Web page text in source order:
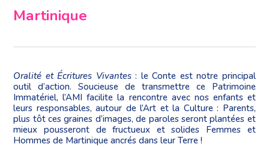
Martinique
Oralité et Écritures Vivantes: le Conte est notre principal
outil d’action. Soucieuse de transmettre ce Patrimoine
Immatériel, l’AMI facilite la rencontre avec nos enfants et
leurs responsables, autour de l’Art et la Culture : Parents,
plus tôt ces graines d’images, de paroles seront plantées et
mieux pousseront de fructueux et solides Femmes et
Hommes de Martinique ancrés dans leur Terre !